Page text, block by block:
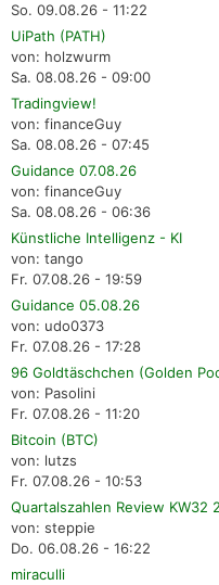
So. 09.08.26 - 11:22
UiPath (PATH)
von: holzwurm
Sa. 08.08.26 - 09:00
Tradingview!
von: financeGuy
Sa. 08.08.26 - 07:45
Guidance 07.08.26
von: financeGuy
Sa. 08.08.26 - 06:36
Künstliche Intelligenz - KI
von: tango
Fr. 07.08.26 - 19:59
Guidance 05.08.26
von: udo0373
Fr. 07.08.26 - 17:28
96 Goldtäschchen (Golden
von: Pasolini
Fr. 07.08.26 - 11:20
Bitcoin (BTC)
von: lutzs
Fr. 07.08.26 - 10:53
Quartalszahlen Review KW32
von: steppie
Do. 06.08.26 - 16:22
miraculli